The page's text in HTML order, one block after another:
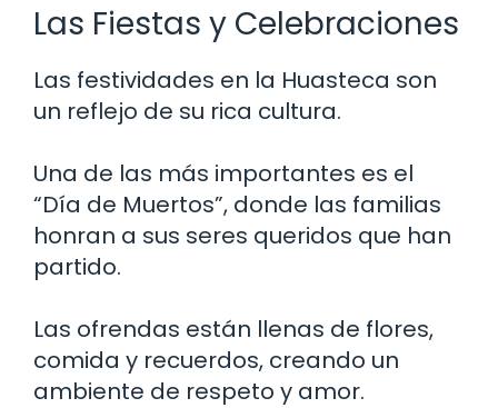
Las Fiestas y Celebraciones
Las festividades en la Huasteca son
un reflejo de su rica cultura.
Una de las más importantes es el
“Día de Muertos”, donde las familias
honran a sus seres queridos que han
partido.
Las ofrendas están llenas de flores,
comida y recuerdos, creando un
ambiente de respeto y amor.